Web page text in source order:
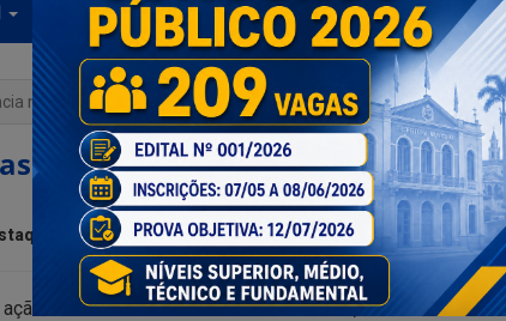
Secretarias Informe-se Serviços Digitais
nas escolas, com ênfase no Bullying
escolas, com ênfase no
com o tema “Violência nas escolas,com ênfase no